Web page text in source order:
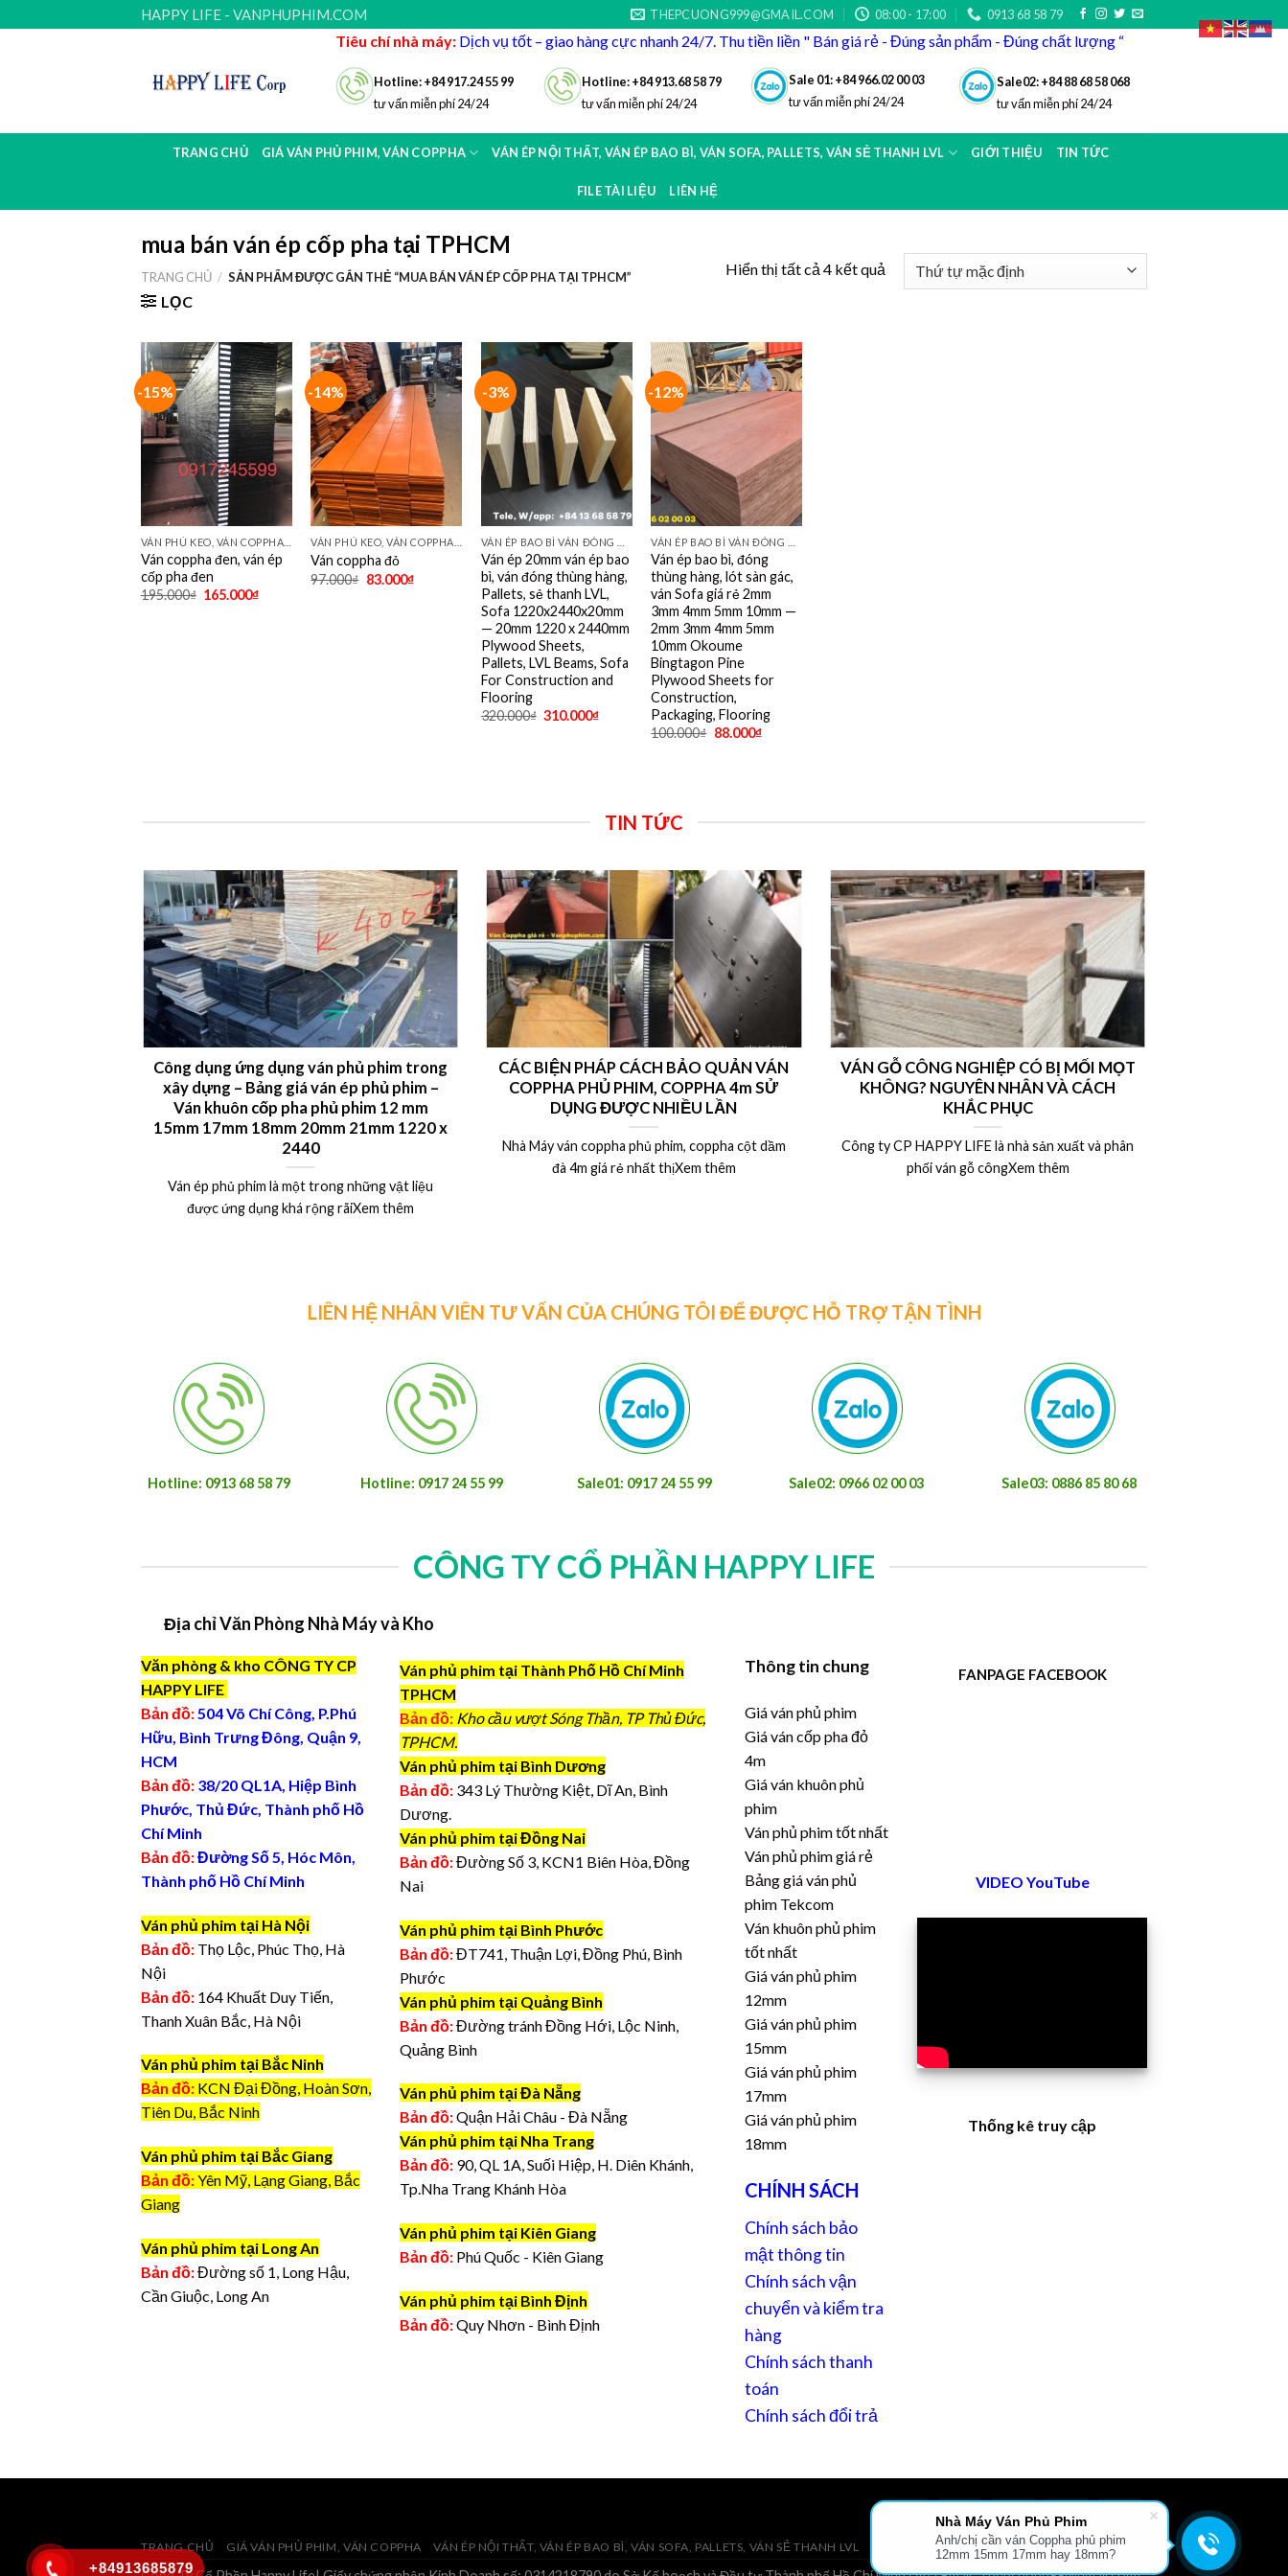
to
HAPPY LIFE - VANPHUPHIM.COM THEPCUONG999@GMAIL.COM 08:00 - 17:00 0913 68 58 79
Tiêu chí nhà máy: Dịch vụ tốt – giao hàng cực nhanh 24/7. Thu tiền liền " Bán giá rẻ - Đúng sản phẩm - Đúng chất lượng “
Hotline: +84 917.24 55 99
tư vấn miễn phí 24/24
Hotline: +84 913.68 58 79
tư vấn miễn phí 24/24
Sale 01: +84966.02 00 03
tư vấn miễn phí 24/24
Sale02: +84 88 68 58 068
tư vấn miễn phí 24/24
TRANG CHỦ GIÁ VÁN PHỦ PHIM, VÁN COPPHA VÁN ÉP NỘI THẤT, VÁN ÉP BAO BÌ, VÁN SOFA, PALLETS, VÁN SẺ THANH LVL GIỚI THIỆU TIN TỨC
FILE TÀI LIỆU LIÊN HỆ
mua bán ván ép cốp pha tại TPHCM
TRANG CHỦ / SẢN PHẨM ĐƯỢC GẮN THẺ “MUA BÁN VÁN ÉP CỐP PHA TẠI TPHCM”
LỌC
Hiển thị tất cả 4 kết quả
-15%
Ván coppha đen, ván ép
cốp pha đen
195.000₫ 165.000₫
-14%
Ván coppha đỏ
97.000₫ 83.000₫
-3%
Ván ép 20mm ván ép bao
bì, ván đóng thùng hàng,
Pallets, sẻ thanh LVL,
Sofa 1220x2440x20mm
— 20mm 1220 x 2440mm
Plywood Sheets,
Pallets, LVL Beams, Sofa
For Construction and
Flooring
320.000₫ 310.000₫
-12%
Ván ép bao bì, đóng
thùng hàng, lót sàn gác,
ván Sofa giá rẻ 2mm
3mm 4mm 5mm 10mm —
2mm 3mm 4mm 5mm
10mm Okoume
Bingtagon Pine
Plywood Sheets for
Construction,
Packaging, Flooring
100.000₫ 88.000₫
TIN TỨC
Công dụng ứng dụng ván phủ phim trong
xây dựng – Bảng giá ván ép phủ phim –
Ván khuôn cốp pha phủ phim 12 mm
15mm 17mm 18mm 20mm 21mm 1220 x
2440
Ván ép phủ phim là một trong những vật liệu
được ứng dụng khá rộng rãiXem thêm
CÁC BIỆN PHÁP CÁCH BẢO QUẢN VÁN
COPPHA PHỦ PHIM, COPPHA 4m SỬ
DỤNG ĐƯỢC NHIỀU LẦN
Nhà Máy ván coppha phủ phim, coppha cột dầm
đà 4m giá rẻ nhất thịXem thêm
VÁN GỖ CÔNG NGHIỆP CÓ BỊ MỐI MỌT
KHÔNG? NGUYÊN NHÂN VÀ CÁCH
KHẮC PHỤC
Công ty CP HAPPY LIFE là nhà sản xuất và phân
phối ván gỗ côngXem thêm
LIÊN HỆ NHÂN VIÊN TƯ VẤN CỦA CHÚNG TÔI ĐỂ ĐƯỢC HỖ TRỢ TẬN TÌNH
Hotline: 0913 68 58 79 Hotline: 0917 24 55 99 Sale01: 0917 24 55 99 Sale02: 0966 02 00 03 Sale03: 0886 85 80 68
CÔNG TY CỔ PHẦN HAPPY LIFE
Địa chỉ Văn Phòng Nhà Máy và Kho
Văn phòng & kho CÔNG TY CP
HAPPY LIFE
Bản đồ:504 Võ Chí Công, P.Phú
Hữu, Bình Trưng Đông, Quận 9,
HCM
Bản đồ: 38/20 QL1A, Hiệp Bình
Phước, Thủ Đức, Thành phố Hồ
Chí Minh
Bản đồ:Đường Số 5, Hóc Môn,
Thành phố Hồ Chí Minh
Ván phủ phim tại Hà Nội
Bản đồ: Thọ Lộc, Phúc Thọ, Hà
Nội
Bản đồ: 164 Khuất Duy Tiến,
Thanh Xuân Bắc, Hà Nội
Ván phủ phim tại Bắc Ninh
Bản đồ: KCN Đại Đồng, Hoàn Sơn,
Tiên Du, Bắc Ninh
Ván phủ phim tại Bắc Giang
Bản đồ:Yên Mỹ, Lạng Giang, Bắc
Giang
Ván phủ phim tại Long An
Bản đồ:Đường số 1, Long Hậu,
Cần Giuộc, Long An
Ván phủ phim tại Thành Phố Hồ Chí Minh
TPHCM
Bản đồ: Kho cầu vượt Sóng Thần, TP Thủ Đức,
TPHCM.
Ván phủ phim tại Bình Dương
Bản đồ: 343 Lý Thường Kiệt, Dĩ An, Bình
Dương.
Ván phủ phim tại Đồng Nai
Bản đồ:Đường Số 3, KCN1 Biên Hòa, Đồng
Nai
Ván phủ phim tại Bình Phước
Bản đồ:ĐT741, Thuận Lợi, Đồng Phú, Bình
Phước
Ván phủ phim tại Quảng Bình
Bản đồ:Đường tránh Đồng Hới, Lộc Ninh,
Quảng Bình
Ván phủ phim tại Đà Nẵng
Bản đồ:Quận Hải Châu - Đà Nẵng
Ván phủ phim tại Nha Trang
Bản đồ: 90, QL 1A, Suối Hiệp, H. Diên Khánh,
Tp.Nha Trang Khánh Hòa
Ván phủ phim tại Kiên Giang
Bản đồ: Phú Quốc - Kiên Giang
Ván phủ phim tại Bình Định
Bản đồ:Quy Nhơn - Bình Định
Thông tin chung
Giá ván phủ phim
Giá ván cốp pha đỏ
4m
Giá ván khuôn phủ
phim
Ván phủ phim tốt nhất
Ván phủ phim giá rẻ
Bảng giá ván phủ
phim Tekcom
Ván khuôn phủ phim
tốt nhất
Giá ván phủ phim
12mm
Giá ván phủ phim
15mm
Giá ván phủ phim
17mm
Giá ván phủ phim
18mm
CHÍNH SÁCH
Chính sách bảo
mật thông tin
Chính sách vận
chuyển và kiểm tra
hàng
Chính sách thanh
toán
Chính sách đổi trả
FANPAGE FACEBOOK
VIDEO YouTube
Thống kê truy cập
TRANG CHỦ GIÁ VÁN PHỦ PHIM, VÁN COPPHA VÁN ÉP NỘI THẤT, VÁN ÉP BAO BÌ, VÁN SOFA, PALLETS, VÁN SẺ THANH LVL GIỚI THIỆU TIN TỨC FILE TÀI LIỆU LIÊN HỆ
+84913685879
Nhà Máy Ván Phủ Phim
Anh/chị cần ván Coppha phủ phim
12mm 15mm 17mm hay 18mm?